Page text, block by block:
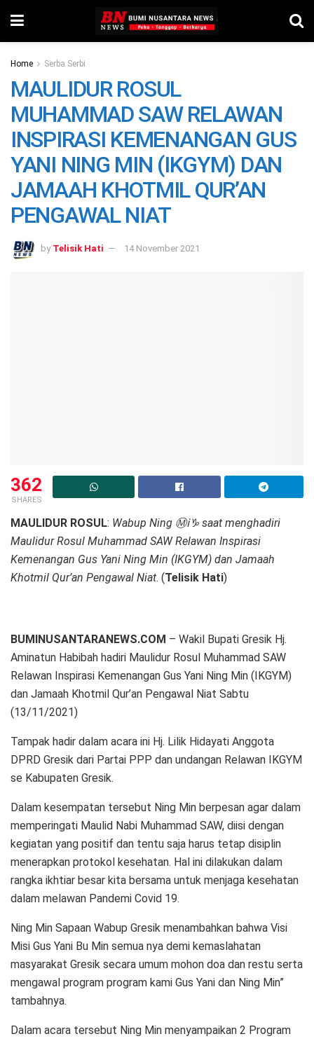
Home Serba Serbi
MAULIDUR ROSUL
MUHAMMAD SAW RELAWAN
INSPIRASI KEMENANGAN GUS
YANI NING MIN (IKGYM) DAN
JAMAAH KHOTMIL QUR’AN
PENGAWAL NIAT
by Telisik Hati 14 November 2021
362
SHARES
MAULIDUR ROSUL: Wabup Ning Ⓜℹ♑ saat menghadiri
Maulidur Rosul Muhammad SAW Relawan Inspirasi
Kemenangan Gus Yani Ning Min (IKGYM) dan Jamaah
Khotmil Qur’an Pengawal Niat. (Telisik Hati)
BUMINUSANTARANEWS.COM – Wakil Bupati Gresik Hj.
Aminatun Habibah hadiri Maulidur Rosul Muhammad SAW
Relawan Inspirasi Kemenangan Gus Yani Ning Min (IKGYM)
dan Jamaah Khotmil Qur’an Pengawal Niat Sabtu
(13/11/2021)
Tampak hadir dalam acara ini Hj. Lilik Hidayati Anggota
DPRD Gresik dari Partai PPP dan undangan Relawan IKGYM
se Kabupaten Gresik.
Dalam kesempatan tersebut Ning Min berpesan agar dalam
memperingati Maulid Nabi Muhammad SAW, diisi dengan
kegiatan yang positif dan tentu saja harus tetap disiplin
menerapkan protokol kesehatan. Hal ini dilakukan dalam
rangka ikhtiar besar kita bersama untuk menjaga kesehatan
dalam melawan Pandemi Covid 19.
Ning Min Sapaan Wabup Gresik menambahkan bahwa Visi
Misi Gus Yani Bu Min semua nya demi kemaslahatan
masyarakat Gresik secara umum mohon doa dan restu serta
mengawal program program kami Gus Yani dan Ning Min”
tambahnya.
Dalam acara tersebut Ning Min menyampaikan 2 Program